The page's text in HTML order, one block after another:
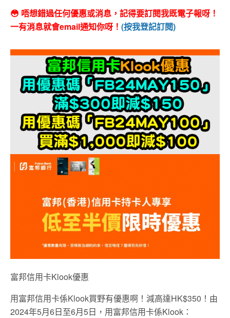
😳 唔想錯過任何優惠或消息，記得要訂閱我既電子報呀！
一有消息就會email通知你呀！ (按我登記訂閱)
富邦信用卡Klook優惠
用富邦信用卡係Klook買野有優惠啊！減高達HK$350！由
2024年5月6日至6月5日，用富邦信用卡係Klook：